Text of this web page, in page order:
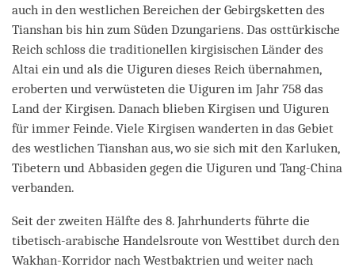
auch in den westlichen Bereichen der Gebirgsketten des
Tianshan bis hin zum Süden Dzungariens. Das osttürkische
Reich schloss die traditionellen kirgisischen Länder des
Altai ein und als die Uiguren dieses Reich übernahmen,
eroberten und verwüsteten die Uiguren im Jahr 758 das
Land der Kirgisen. Danach blieben Kirgisen und Uiguren
für immer Feinde. Viele Kirgisen wanderten in das Gebiet
des westlichen Tianshan aus, wo sie sich mit den Karluken,
Tibetern und Abbasiden gegen die Uiguren und Tang-China
verbanden.
Seit der zweiten Hälfte des 8. Jahrhunderts führte die
tibetisch-arabische Handelsroute von Westtibet durch den
Wakhan-Korridor nach Westbaktrien und weiter nach